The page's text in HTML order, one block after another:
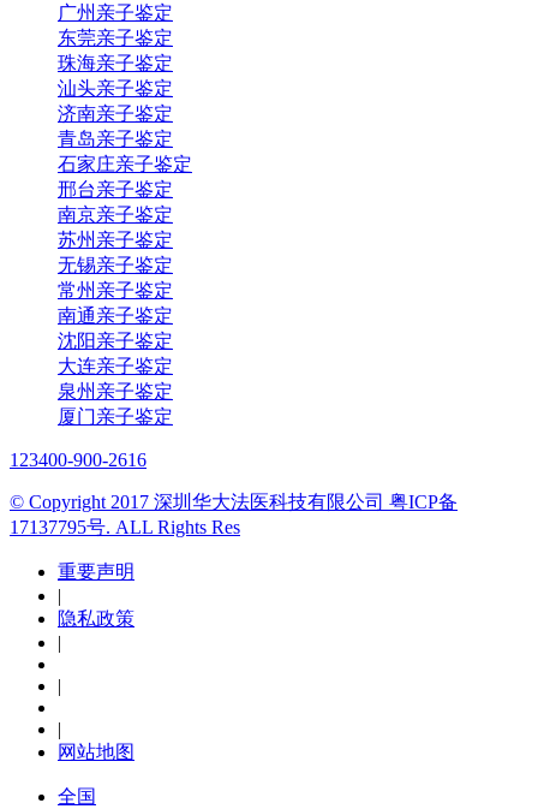
广州亲子鉴定
东莞亲子鉴定
珠海亲子鉴定
汕头亲子鉴定
济南亲子鉴定
青岛亲子鉴定
石家庄亲子鉴定
邢台亲子鉴定
南京亲子鉴定
苏州亲子鉴定
无锡亲子鉴定
常州亲子鉴定
南通亲子鉴定
沈阳亲子鉴定
大连亲子鉴定
泉州亲子鉴定
厦门亲子鉴定
123400-900-2616
© Copyright 2017 深圳华大法医科技有限公司 粤ICP备
17137795号. ALL Rights Res
重要声明
|
隐私政策
|
|
|
网站地图
全国